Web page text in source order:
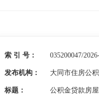
索 引 号： 035200047/
发布机构： 大同市住房公
标题： 公积金贷款房